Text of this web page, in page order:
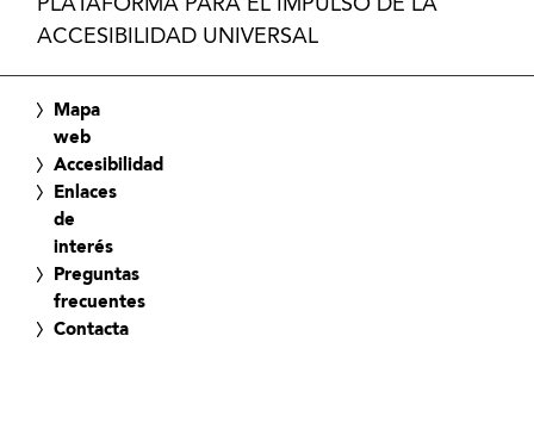
PLATAFORMA PARA EL IMPULSO DE LA
ACCESIBILIDAD UNIVERSAL
Mapa
web
Accesibilidad
Enlaces
de
interés
Preguntas
frecuentes
Contacta